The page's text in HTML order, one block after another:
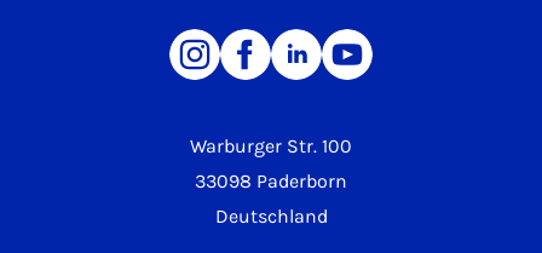
Warburger Str. 100
33098 Paderborn
Deutschland